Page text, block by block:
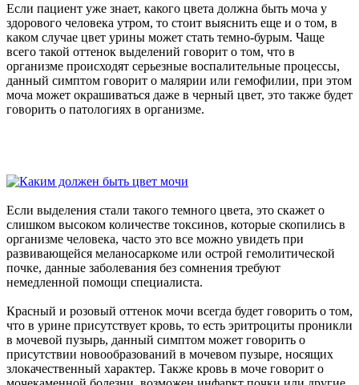
Если пациент уже знает, какого цвета должна быть моча у
здорового человека утром, то стоит выяснить еще и о том, в
каком случае цвет урины может стать темно-бурым. Чаще
всего такой оттенок выделений говорит о том, что в
организме происходят серьезные воспалительные процессы,
данный симптом говорит о малярии или гемофилии, при этом
моча может окрашиваться даже в черный цвет, это также будет
говорить о патологиях в организме.
Если выделения стали такого темного цвета, это скажет о
слишком высоком количестве токсинов, которые скопились в
организме человека, часто это все можно увидеть при
развивающейся меланосаркоме или острой гемолитической
почке, данные заболевания без сомнения требуют
немедленной помощи специалиста.
Красный и розовый оттенок мочи всегда будет говорить о том,
что в урине присутствует кровь, то есть эритроциты проникли
в мочевой пузырь, данный симптом может говорить о
присутствии новообразований в мочевом пузыре, носящих
злокачественный характер. Также кровь в моче говорит о